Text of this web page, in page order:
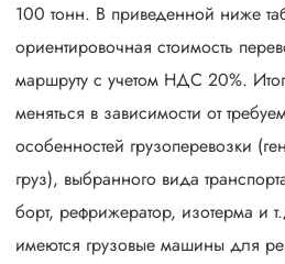
100 тонн. В приведенной ниже
ориентировочная стоимость
маршруту с учетом НДС 20%.
меняться в зависимости от
особенностей грузоперевозки
груз), выбранного вида
борт, рефрижератор, изотерма и
имеются грузовые машины для